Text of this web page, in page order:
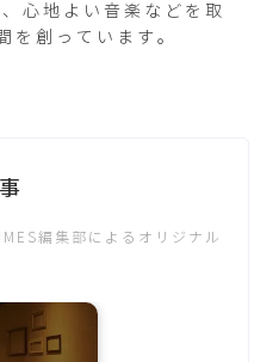
心地よい音楽などを取
を創っています。
編集部によるオリジナル